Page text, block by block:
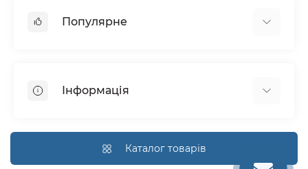
Популярне
Розкрійне обладнання
Виробники
Інформація
Доставка і оплата
Гарантія
Каталог товарів